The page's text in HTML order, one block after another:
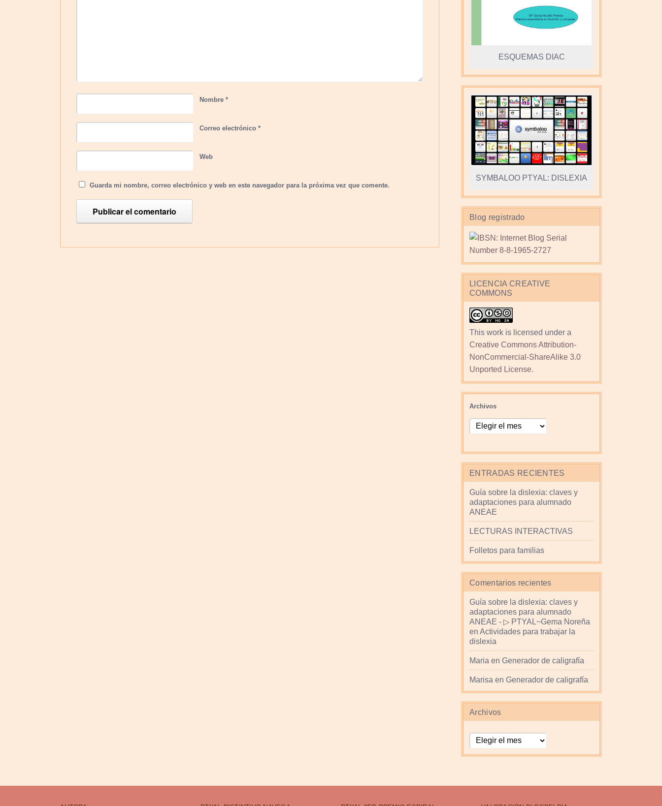
Nombre *
Correo electrónico *
Web
Guarda mi nombre, correo electrónico y web en este navegador para la próxima vez que comente.
ESQUEMAS DIAC
SYMBALOO PTYAL: DISLEXIA
Blog registrado
LICENCIA CREATIVE
COMMONS
This work is licensed under a
Creative Commons Attribution-
NonCommercial-ShareAlike 3.0
Unported License.
Archivos
ENTRADAS RECIENTES
Guía sobre la dislexia: claves y
adaptaciones para alumnado
ANEAE
LECTURAS INTERACTIVAS
Folletos para familias
Comentarios recientes
Guía sobre la dislexia: claves y
adaptaciones para alumnado
ANEAE - ▷ PTYAL~Gema Noreña
en Actividades para trabajar la
dislexia
Maria en Generador de caligrafía
Marisa en Generador de caligrafía
Archivos
Archivos